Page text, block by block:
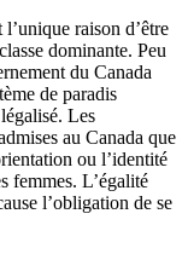
raison d’être
dominante. Peu
du Canada
de paradis
Les
au Canada que
ou l’identité
femmes. L’égalité
l’obligation de se